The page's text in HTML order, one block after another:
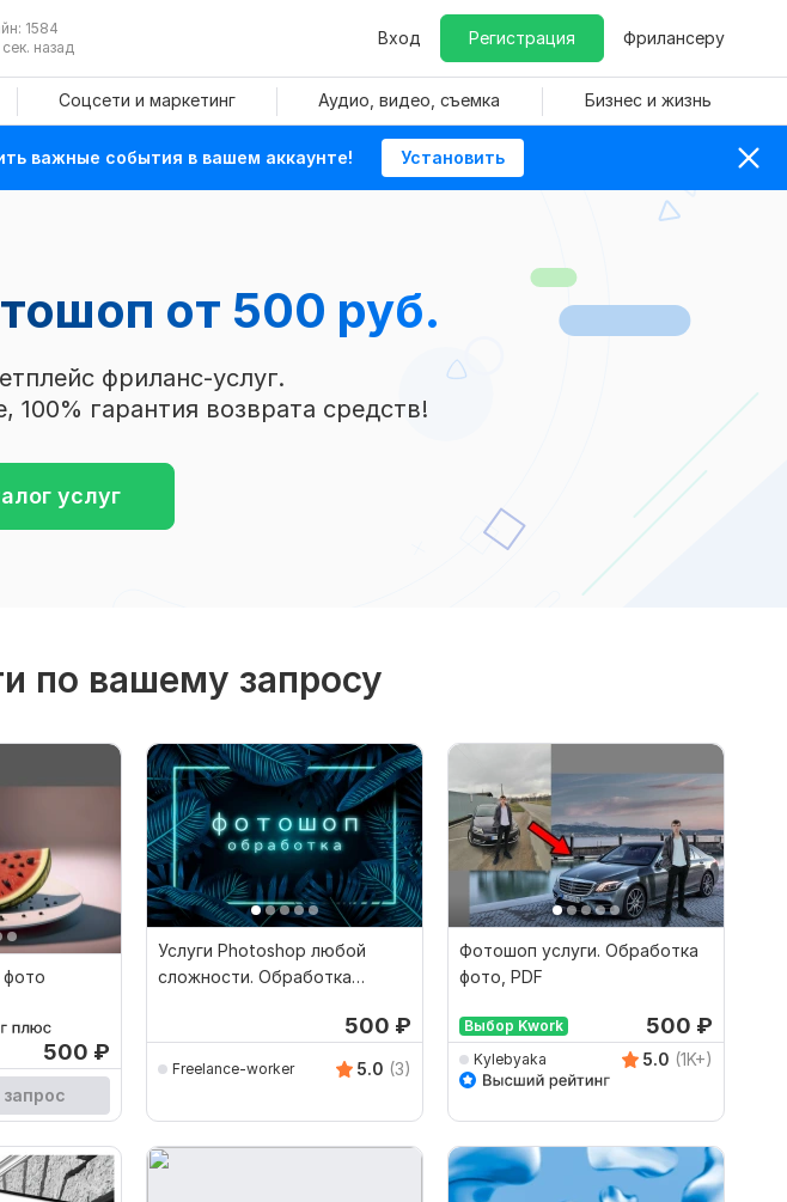
1584
назад
Вход Регистрация Фрилансеру
Соцсети и маркетинг Аудио, видео, съемка Бизнес и жизнь
важные события в вашем аккаунте! Установить
от 500 руб.
фриланс-услуг.
гарантия возврата средств!
услуг
по вашему запросу
500 ₽
Услуги Photoshop любой
сложности. Обработка
500 ₽
Freelance-worker 5.0 (3)
Фотошоп услуги. Обработка
фото, PDF
Выбор Kwork 500 ₽
Kylebyaka 5.0 (1K+)